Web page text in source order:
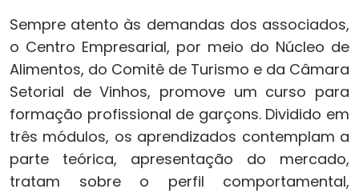
Sempre atento às demandas dos associados,
o Centro Empresarial, por meio do Núcleo de
Alimentos, do Comitê de Turismo e da Câmara
Setorial de Vinhos, promove um curso para
formação profissional de garçons. Dividido em
três módulos, os aprendizados contemplam a
parte teórica, apresentação do mercado,
tratam sobre o perfil comportamental,